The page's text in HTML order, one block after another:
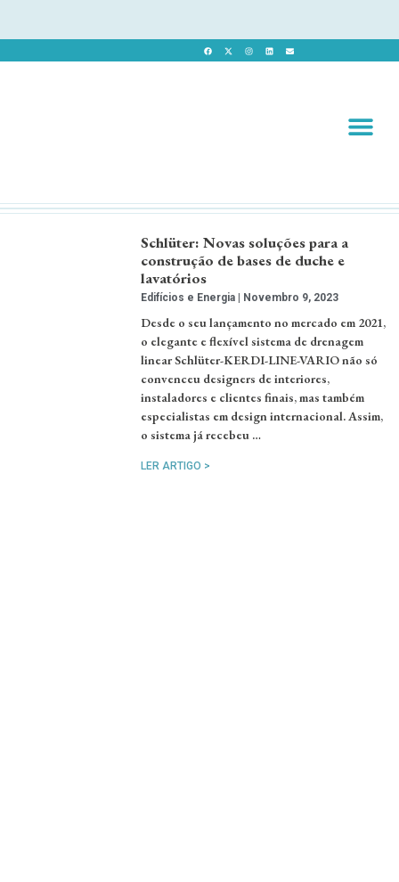
Schlüter: Novas soluções para a
construção de bases de duche e
lavatórios
Edifícios e Energia Novembro 9, 2023
Desde o seu lançamento no mercado em 2021,
o elegante e flexível sistema de drenagem
linear Schlüter-KERDI-LINE-VARIO não só
convenceu designers de interiores,
instaladores e clientes finais, mas também
especialistas em design internacional. Assim,
o sistema já recebeu …
LER ARTIGO >